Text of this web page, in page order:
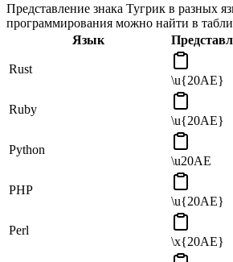
Представление знака Тугрик в разных
программирования можно найти в
Язык
Rust
\u{20AE}
Ruby
\u{20AE}
Python
\u20AE
PHP
\u{20AE}
Perl
\x{20AE}